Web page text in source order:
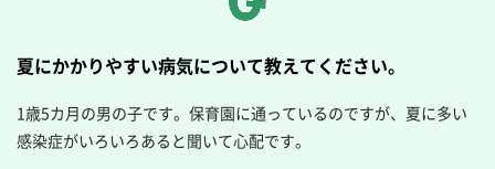
夏にかかりやすい病気について教えてください。
1歳5カ月の男の子です。保育園に通っているのですが、夏に多い
感染症がいろいろあると聞いて心配です。